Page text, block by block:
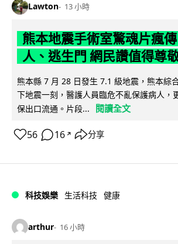
Lawton 13 小時
熊本地震手術室驚魂片瘋
人、逃生門 網民讚值得尊
熊本縣 7 月 28 日發生 7.1 級地震，熊本綜
下地震一刻，醫護人員臨危不亂保護病人，
保出口流通。片段...
閱讀全文
56 16 ↗ 分享
科技娛樂 生活科技 健康
arthur 16 小時